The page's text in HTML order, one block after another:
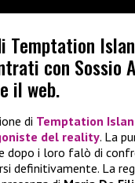
Temptation
con
il web.
di Temptation
del reality. La
dopo i loro falò di
definitivamente. La